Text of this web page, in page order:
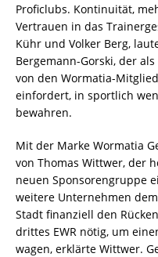
Proficlubs. Kontinuität,
Vertrauen in das
Kühr und Volker Berg,
Bergemann-Gorski, der
von den Wormatia-
einfordert, in sportlich
bewahren.
Mit der Marke Wormatia
von Thomas Wittwer, der
neuen Sponsorengruppe
weitere Unternehmen
Stadt finanziell den
drittes EWR nötig, um
wagen, erklärte Wittwer.